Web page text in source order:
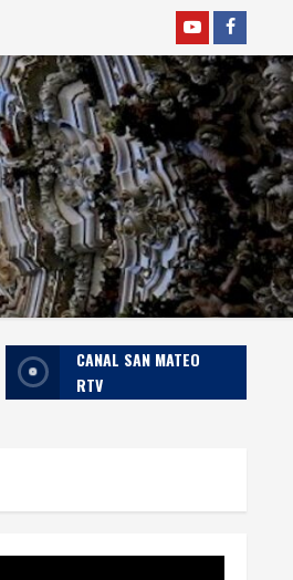
YOUTUBE
CANAL SAN MATEO
RTV